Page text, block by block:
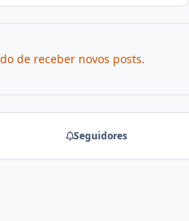
de receber novos posts.
Seguidores